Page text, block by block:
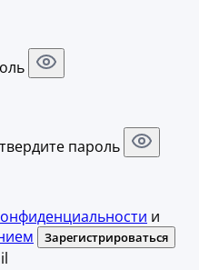
пароль
и
Зарегистрироваться